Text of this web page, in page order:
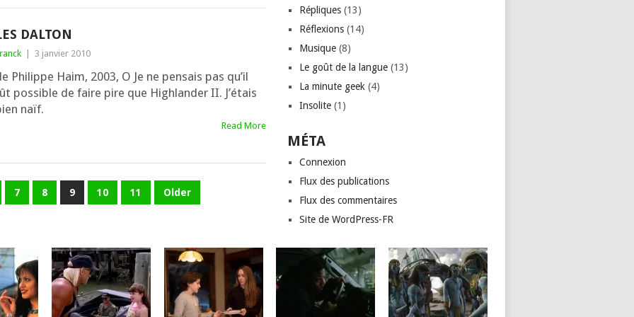
DALTON
3 janvier 2010
Philippe Haim, 2003, O Je ne pen­sais pas qu’il
pos­sible de faire pire que Highlander II. J’étais
naïf.
Read More
7 8 9 10 11 Older
Répliques (13)
Réflexions (14)
Musique (8)
Le goût de la langue (13)
La minute geek (4)
Insolite (1)
MÉTA
Connexion
Flux des publications
Flux des commentaires
Site de WordPress-FR